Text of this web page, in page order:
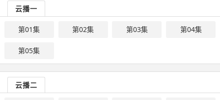
云播一
第01集 第02集 第03集 第04集
第05集
云播二